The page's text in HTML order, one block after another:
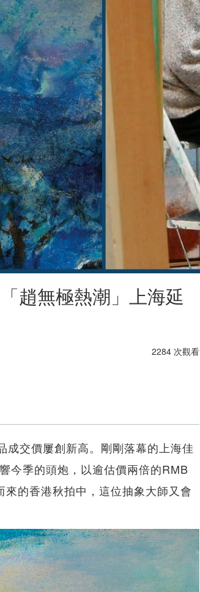
趙無極熱潮」上海延
2284 次觀看
成交價屢創新高。剛剛落幕的上海佳
今季的頭炮，以逾估價兩倍的RMB
的香港秋拍中，這位抽象大師又會